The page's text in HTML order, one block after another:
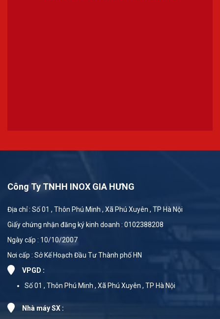
Công Ty TNHH INOX GIA HƯNG
Địa chỉ : Số 01 , Thôn Phú Minh , Xã Phú Xuyên , TP Hà Nội
Giấy chứng nhận đăng ký kinh doanh : 0102388208
Ngày cấp : 10/10/2007
Nơi cấp : Sở Kế Hoạch Đầu Tư Thành phố HN
VPGD :
Số 01 , Thôn Phú Minh , Xã Phú Xuyên , TP Hà Nội
Nhà máy SX :